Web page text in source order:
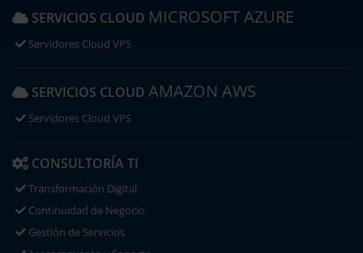
SERVICIOS CLOUD MICROSOFT AZURE
Servidores Cloud VPS
SERVICIOS CLOUD AMAZON AWS
Servidores Cloud VPS
CONSULTORÍA TI
Transformación Digital
Continuidad de Negocio
Gestión de Servicios